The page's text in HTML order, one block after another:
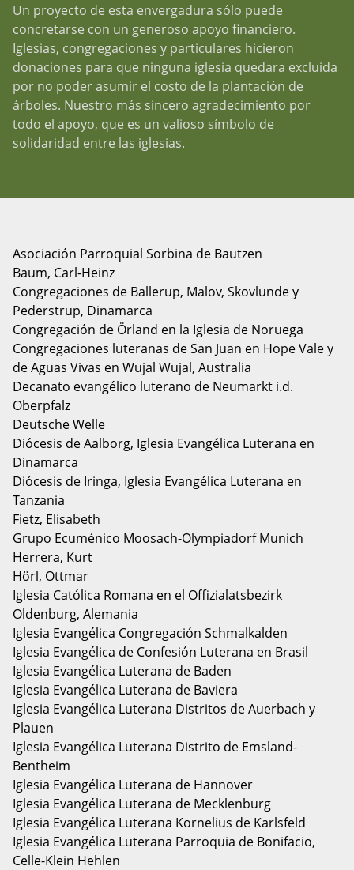
Un proyecto de esta envergadura sólo puede
concretarse con un generoso apoyo financiero.
Iglesias, congregaciones y particulares hicieron
donaciones para que ninguna iglesia quedara excluida
por no poder asumir el costo de la plantación de
árboles. Nuestro más sincero agradecimiento por
todo el apoyo, que es un valioso símbolo de
solidaridad entre las iglesias.
Asociación Parroquial Sorbina de Bautzen
Baum, Carl-Heinz
Congregaciones de Ballerup, Malov, Skovlunde y
Pederstrup, Dinamarca
Congregación de Örland en la Iglesia de Noruega
Congregaciones luteranas de San Juan en Hope Vale y
de Aguas Vivas en Wujal Wujal, Australia
Decanato evangélico luterano de Neumarkt i.d.
Oberpfalz
Deutsche Welle
Diócesis de Aalborg, Iglesia Evangélica Luterana en
Dinamarca
Diócesis de Iringa, Iglesia Evangélica Luterana en
Tanzania
Fietz, Elisabeth
Grupo Ecuménico Moosach-Olympiadorf Munich
Herrera, Kurt
Hörl, Ottmar
Iglesia Católica Romana en el Offizialatsbezirk
Oldenburg, Alemania
Iglesia Evangélica Congregación Schmalkalden
Iglesia Evangélica de Confesión Luterana en Brasil
Iglesia Evangélica Luterana de Baden
Iglesia Evangélica Luterana de Baviera
Iglesia Evangélica Luterana Distritos de Auerbach y
Plauen
Iglesia Evangélica Luterana Distrito de Emsland-
Bentheim
Iglesia Evangélica Luterana de Hannover
Iglesia Evangélica Luterana de Mecklenburg
Iglesia Evangélica Luterana Kornelius de Karlsfeld
Iglesia Evangélica Luterana Parroquia de Bonifacio,
Celle-Klein Hehlen